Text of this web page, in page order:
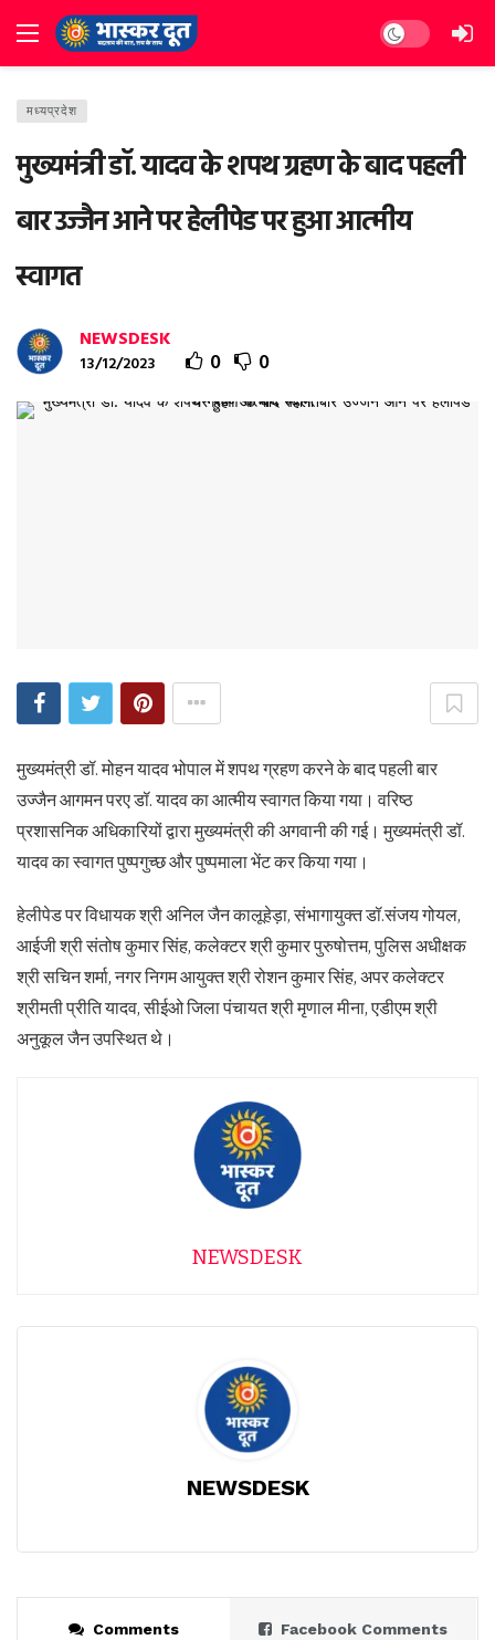
Dark mode
मध्यप्रदेश
मुख्यमंत्री डॉ. यादव के शपथ ग्रहण के बाद पहली
बार उज्जैन आने पर हेलीपेड पर हुआ आत्मीय
स्वागत
NEWSDESK
13/12/2023 0 0
मुख्यमंत्री डॉ. मोहन यादव भोपाल में शपथ ग्रहण करने के बाद पहली बार
उज्जैन आगमन परए डॉ. यादव का आत्मीय स्वागत किया गया। वरिष्ठ
प्रशासनिक अधिकारियों द्वारा मुख्यमंत्री की अगवानी की गई। मुख्यमंत्री डॉ.
यादव का स्वागत पुष्पगुच्छ और पुष्पमाला भेंट कर किया गया।
हेलीपेड पर विधायक श्री अनिल जैन कालूहेड़ा, संभागायुक्त डॉ.संजय गोयल,
आईजी श्री संतोष कुमार सिंह, कलेक्टर श्री कुमार पुरुषोत्तम, पुलिस अधीक्षक
श्री सचिन शर्मा, नगर निगम आयुक्त श्री रोशन कुमार सिंह, अपर कलेक्टर
श्रीमती प्रीति यादव, सीईओ जिला पंचायत श्री मृणाल मीना, एडीएम श्री
अनुकूल जैन उपस्थित थे।
NEWSDESK
NEWSDESK
Comments Facebook Comments